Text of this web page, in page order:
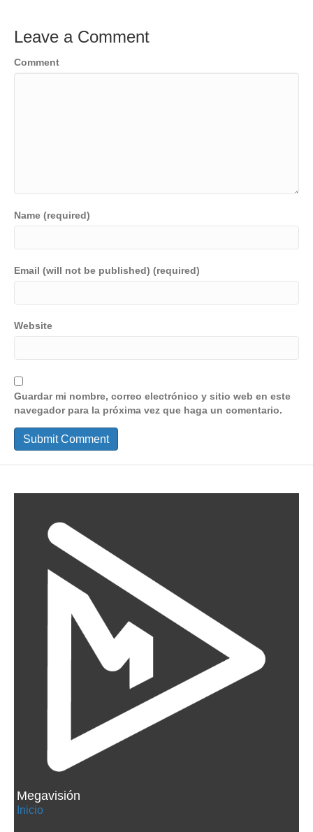
Leave a Comment
Comment
Name (required)
Email (will not be published) (required)
Website
Guardar mi nombre, correo electrónico y sitio web en este
navegador para la próxima vez que haga un comentario.
Megavisión
Inicio